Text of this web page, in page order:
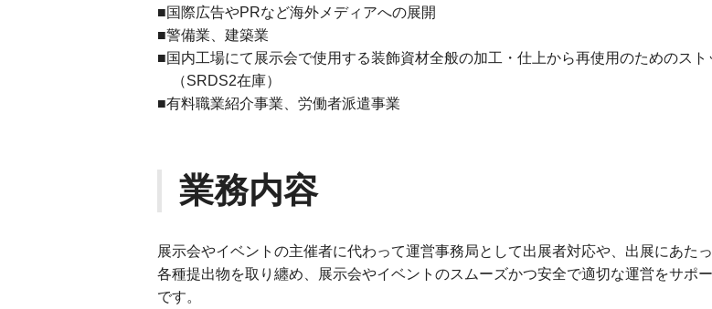
■国際広告やPRなど海外メディアへの展開
■警備業、建築業
■国内工場にて展示会で使用する装飾資材全般の加工・仕上から再使用のためのスト
（SRDS2在庫）
■有料職業紹介事業、労働者派遣事業
業務内容
展示会やイベントの主催者に代わって運営事務局として出展者対応や、出展にあた
各種提出物を取り纏め、展示会やイベントのスムーズかつ安全で適切な運営をサポ
です。